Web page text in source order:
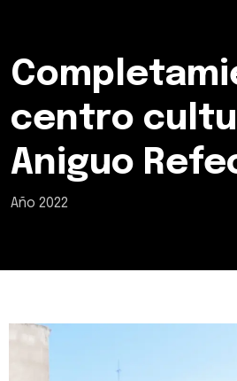
centro
Aniguo
Año 2022